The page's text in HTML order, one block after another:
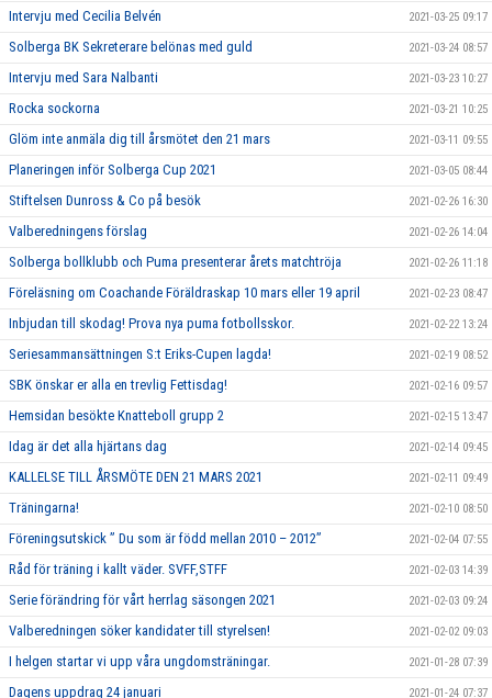
Intervju med Cecilia Belvén 2021-03-25 09:17
Solberga BK Sekreterare belönas med guld 2021-03-24 08:57
Intervju med Sara Nalbanti 2021-03-23 10:27
Rocka sockorna 2021-03-21 10:25
Glöm inte anmäla dig till årsmötet den 21 mars 2021-03-11 09:55
Planeringen inför Solberga Cup 2021 2021-03-05 08:44
Stiftelsen Dunross & Co på besök 2021-02-26 16:30
Valberedningens förslag 2021-02-26 14:04
Solberga bollklubb och Puma presenterar årets matchtröja 2021-02-26 11:18
Föreläsning om Coachande Föräldraskap 10 mars eller 19 april 2021-02-23 08:47
Inbjudan till skodag! Prova nya puma fotbollsskor. 2021-02-22 13:24
Seriesammansättningen S:t Eriks-Cupen lagda! 2021-02-19 08:52
SBK önskar er alla en trevlig Fettisdag! 2021-02-16 09:57
Hemsidan besökte Knatteboll grupp 2 2021-02-15 13:47
Idag är det alla hjärtans dag 2021-02-14 09:45
KALLELSE TILL ÅRSMÖTE DEN 21 MARS 2021 2021-02-11 09:49
Träningarna! 2021-02-10 08:50
Föreningsutskick ” Du som är född mellan 2010 – 2012” 2021-02-04 07:55
Råd för träning i kallt väder. SVFF,STFF 2021-02-03 14:39
Serie förändring för vårt herrlag säsongen 2021 2021-02-03 09:24
Valberedningen söker kandidater till styrelsen! 2021-02-02 09:03
I helgen startar vi upp våra ungdomsträningar. 2021-01-28 07:39
Dagens uppdrag 24 januari 2021-01-24 07:37